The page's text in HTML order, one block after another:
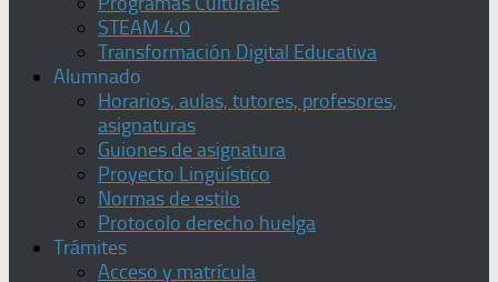
STEAM 4.0
Transformación Digital Educativa
Alumnado
Horarios, aulas, tutores, profesores,
asignaturas
Guiones de asignatura
Proyecto Lingüístico
Normas de estilo
Protocolo derecho huelga
Trámites
Acceso y matrícula